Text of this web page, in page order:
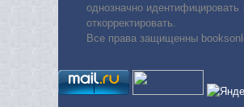
однозначно
откорректировать.
Все права защищенны